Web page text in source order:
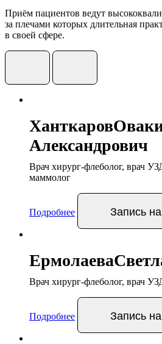
Приём пациентов ведут
за плечами которых длительная
в своей сфере.
Ханткаров
Александрович
Врач хирург-флеболог, врач
маммолог
Подробнее Запись
Ермолаева
Врач хирург-флеболог, врач
Подробнее Запись